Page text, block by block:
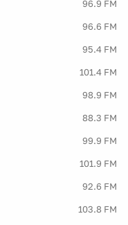
96.9 FM
96.6 FM
95.4 FM
101.4 FM
98.9 FM
88.3 FM
99.9 FM
101.9 FM
92.6 FM
103.8 FM